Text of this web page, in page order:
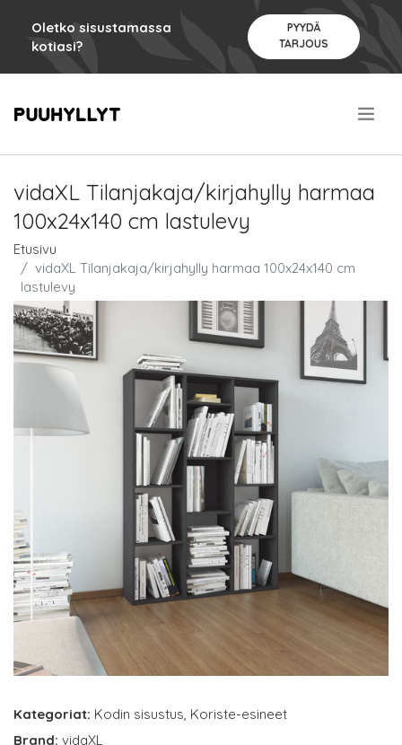
Oletko sisustamassa
kotiasi?
PYYDÄ
TARJOUS
vidaXL Tilanjakaja/kirjahylly harmaa
100x24x140 cm lastulevy
Etusivu
vidaXL Tilanjakaja/kirjahylly harmaa 100x24x140 cm
lastulevy
Kategoriat: Kodin sisustus, Koriste-esineet
Brand: vidaXL